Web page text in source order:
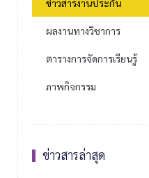
ข่าวสารงานประกัน
ผลงานทางวิชาการ
ตารางการจัดการเรียนรู้
ภาพกิจกรรม
ข่าวสารล่าสุด